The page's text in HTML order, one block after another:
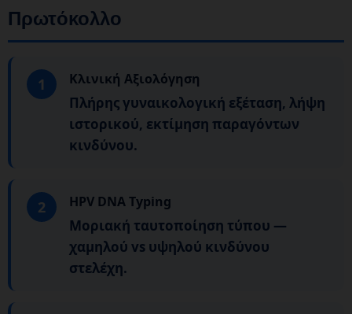
Πρωτόκολλο
1 Κλινική Αξιολόγηση
Πλήρης γυναικολογική εξέταση, λήψη
ιστορικού, εκτίμηση παραγόντων
κινδύνου.
2 HPV DNA Typing
Μοριακή ταυτοποίηση τύπου —
χαμηλού vs υψηλού κινδύνου
στελέχη.